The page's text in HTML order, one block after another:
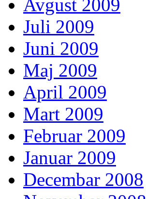
Avgust 2009
Juli 2009
Juni 2009
Maj 2009
April 2009
Mart 2009
Februar 2009
Januar 2009
Decembar 2008